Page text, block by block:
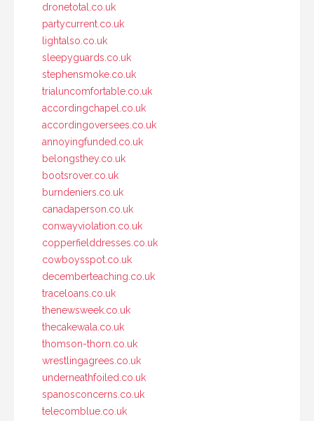
dronetotal.co.uk
partycurrent.co.uk
lightalso.co.uk
sleepyguards.co.uk
stephensmoke.co.uk
trialuncomfortable.co.uk
accordingchapel.co.uk
accordingoversees.co.uk
annoyingfunded.co.uk
belongsthey.co.uk
bootsrover.co.uk
burndeniers.co.uk
canadaperson.co.uk
conwayviolation.co.uk
copperfielddresses.co.uk
cowboysspot.co.uk
decemberteaching.co.uk
traceloans.co.uk
thenewsweek.co.uk
thecakewala.co.uk
thomson-thorn.co.uk
wrestlingagrees.co.uk
underneathfoiled.co.uk
spanosconcerns.co.uk
telecomblue.co.uk